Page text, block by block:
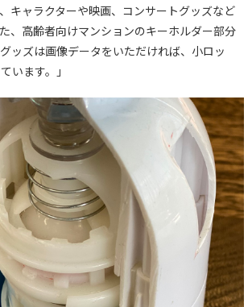
、キャラクターや映画、コンサートグッズなど
、高齢者向けマンションのキーホルダー部分
ッズは画像データをいただければ、小ロッ
います。」